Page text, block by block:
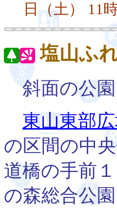
日（土） 11
塩山ふ
斜面の公園
東山東部
の区間の中
道橋の手前
の森総合公